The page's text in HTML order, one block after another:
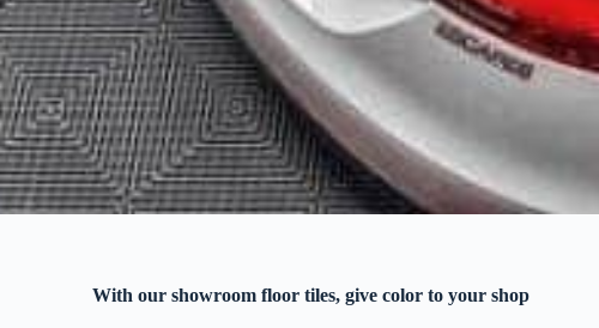
With our showroom floor tiles, give color to your shop